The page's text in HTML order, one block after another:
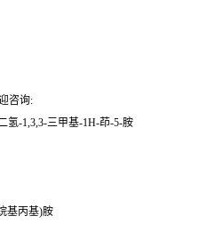
咨询:
氢-1,3,3-三甲基-1H-茚-5-胺
基丙基)胺